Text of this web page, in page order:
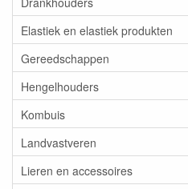
Elastiek en elastiek produkten
Gereedschappen
Hengelhouders
Kombuis
Landvastveren
Lieren en accessoires